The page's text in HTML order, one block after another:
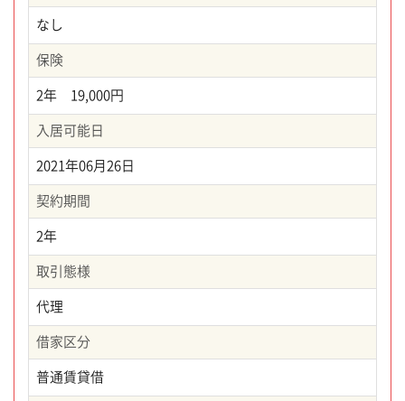
なし
保険
2年 19,000円
入居可能日
2021年06月26日
契約期間
2年
取引態様
代理
借家区分
普通賃貸借